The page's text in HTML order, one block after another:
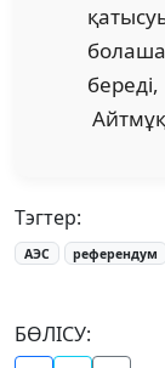
Тэгтер:
АЭС референдум
БӨЛІСУ: